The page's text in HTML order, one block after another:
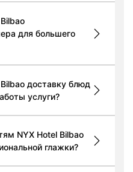
для большего
доставку блюд
услуги?
NYX Hotel Bilbao
глажки?